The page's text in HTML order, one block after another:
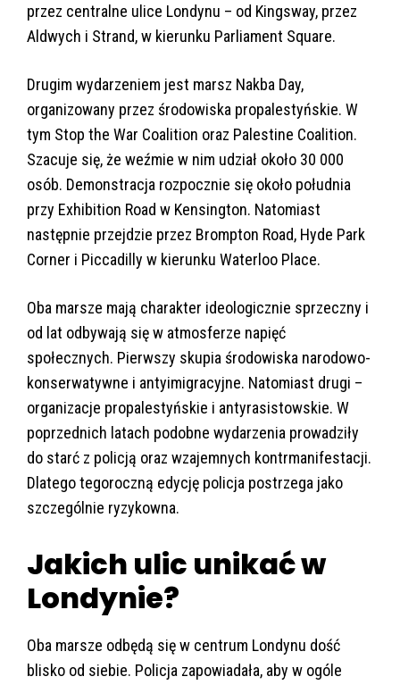
przez centralne ulice Londynu – od Kingsway, przez
Aldwych i Strand, w kierunku Parliament Square.
Drugim wydarzeniem jest marsz Nakba Day,
organizowany przez środowiska propalestyńskie. W
tym Stop the War Coalition oraz Palestine Coalition.
Szacuje się, że weźmie w nim udział około 30 000
osób. Demonstracja rozpocznie się około południa
przy Exhibition Road w Kensington. Natomiast
następnie przejdzie przez Brompton Road, Hyde Park
Corner i Piccadilly w kierunku Waterloo Place.
Oba marsze mają charakter ideologicznie sprzeczny i
od lat odbywają się w atmosferze napięć
społecznych. Pierwszy skupia środowiska narodowo-
konserwatywne i antyimigracyjne. Natomiast drugi –
organizacje propalestyńskie i antyrasistowskie. W
poprzednich latach podobne wydarzenia prowadziły
do starć z policją oraz wzajemnych kontrmanifestacji.
Dlatego tegoroczną edycję policja postrzega jako
szczególnie ryzykowna.
Jakich ulic unikać w
Londynie?
Oba marsze odbędą się w centrum Londynu dość
blisko od siebie. Policja zapowiadała, aby w ogóle